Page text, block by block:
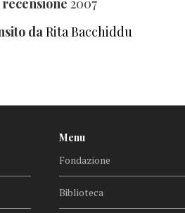
2007
daRita Bacchiddu
Menu
Fondazione
Biblioteca